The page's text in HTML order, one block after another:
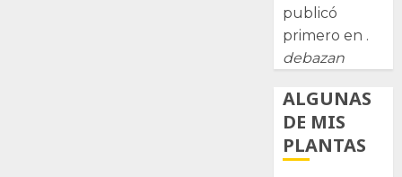
publicó
primero en .
debazan
ALGUNAS
DE MIS
PLANTAS